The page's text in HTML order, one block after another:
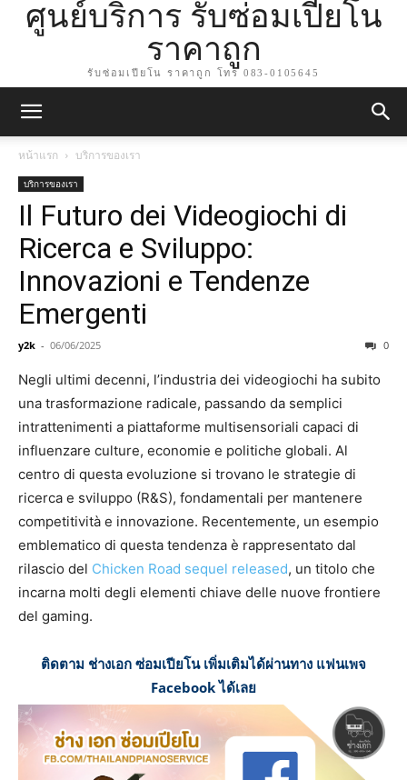
ศูนย์บริการ รับซ่อมเปียโน
ราคาถูก
รับซ่อมเปียโน ราคาถูก โทร 083-0105645
หน้าแรก บริการของเรา
บริการของเรา
Il Futuro dei Videogiochi di
Ricerca e Sviluppo:
Innovazioni e Tendenze
Emergenti
y2k - 06/06/2025 0
Negli ultimi decenni, l’industria dei videogiochi ha subito
una trasformazione radicale, passando da semplici
intrattenimenti a piattaforme multisensoriali capaci di
influenzare culture, economie e politiche globali. Al
centro di questa evoluzione si trovano le strategie di
ricerca e sviluppo (R&S), fondamentali per mantenere
competitività e innovazione. Recentemente, un esempio
emblematico di questa tendenza è rappresentato dal
rilascio del Chicken Road sequel released, un titolo che
incarna molti degli elementi chiave delle nuove frontiere
del gaming.
ติดตาม ช่างเอก ซ่อมเปียโน เพิ่มเติมได้ผ่านทาง แฟนเพจ
Facebook ได้เลย